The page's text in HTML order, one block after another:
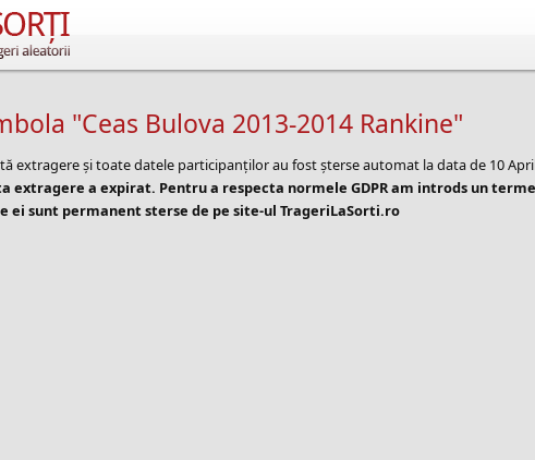
"Ceas Bulova 2013-2014 Rankine"
extragere și toate datele participanților au fost șterse automat la data de 10
extragere a expirat. Pentru a respecta normele GDPR am introds un
ei sunt permanent sterse de pe site-ul TrageriLaSorti.ro